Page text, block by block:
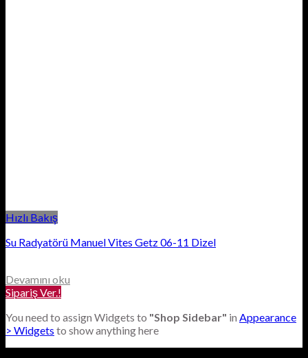
Hızlı Bakış
Su Radyatörü Manuel Vites Getz 06-11 Dizel
Devamını oku
Sipariş Ver.!
You need to assign Widgets to "Shop Sidebar" in Appearance
> Widgets to show anything here